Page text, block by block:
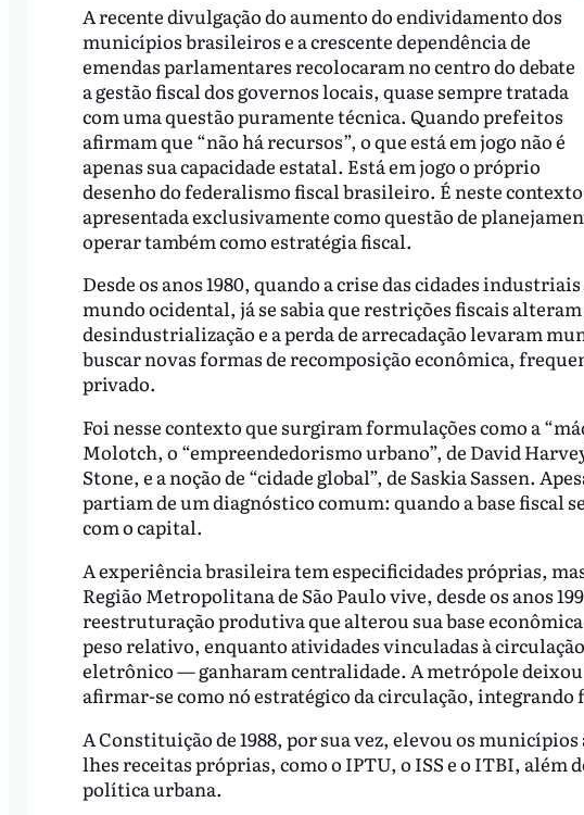
A recente divulgação do aumento do endividamento dos
municípios brasileiros e a crescente dependência de
emendas parlamentares recolocaram no centro do debate
a gestão fiscal dos governos locais, quase sempre tratada
com uma questão puramente técnica. Quando prefeitos
afirmam que “não há recursos”, o que está em jogo não é
apenas sua capacidade estatal. Está em jogo o próprio
desenho do federalismo fiscal brasileiro. É neste
apresentada exclusivamente como questão de
operar também como estratégia fiscal.
Desde os anos 1980, quando a crise das cidades
mundo ocidental, já se sabia que restrições fiscais
desindustrialização e a perda de arrecadação levaram
buscar novas formas de recomposição econômica,
privado.
Foi nesse contexto que surgiram formulações como a
Molotch, o “empreendedorismo urbano”, de David
Stone, e a noção de “cidade global”, de Saskia Sassen.
partiam de um diagnóstico comum: quando a base fiscal
com o capital.
A experiência brasileira tem especificidades próprias,
Região Metropolitana de São Paulo vive, desde os anos
reestruturação produtiva que alterou sua base
peso relativo, enquanto atividades vinculadas à
eletrônico — ganharam centralidade. A metrópole deixou
afirmar-se como nó estratégico da circulação, integrando
A Constituição de 1988, por sua vez, elevou os
lhes receitas próprias, como o IPTU, o ISS e o ITBI,
política urbana.